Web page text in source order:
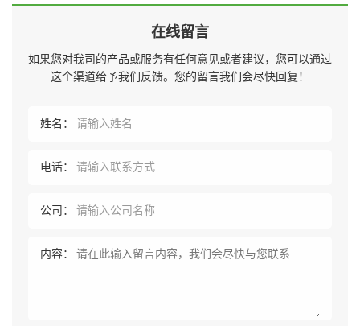
在线留言
如果您对我司的产品或服务有任何意见或者建议，您可以通过
这个渠道给予我们反馈。您的留言我们会尽快回复！
姓名：
电话：
公司：
内容：